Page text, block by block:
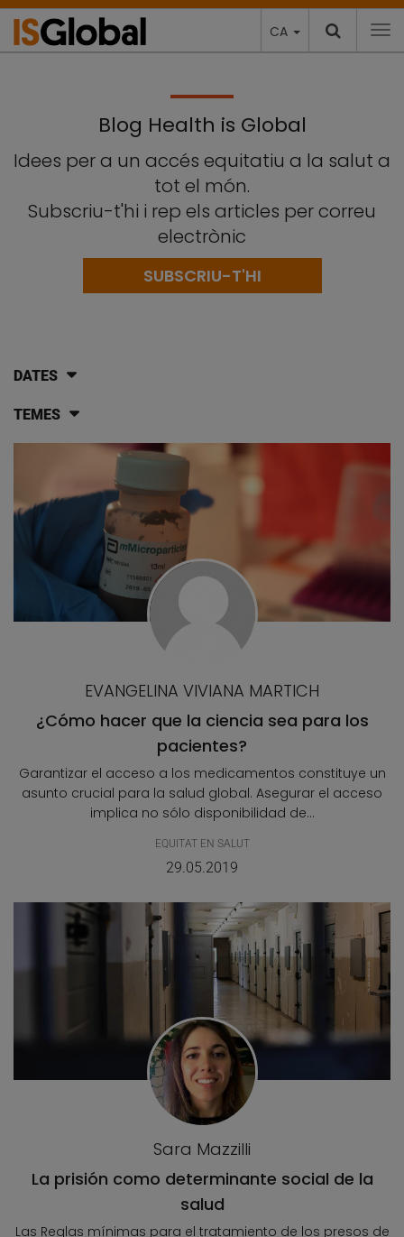
CA
Blog Health is Global
Idees per a un accés equitatiu a la salut a
tot el món.
Subscriu-t'hi i rep els articles per correu
electrònic
SUBSCRIU-T'HI
DATES
TEMES
Llistat d'articles del blog
EVANGELINA VIVIANA MARTICH
¿Cómo hacer que la ciencia sea para los
pacientes?
Garantizar el acceso a los medicamentos constituye un
asunto crucial para la salud global. Asegurar el acceso
implica no sólo disponibilidad de...
EQUITAT EN SALUT
29.05.2019
Sara Mazzilli
La prisión como determinante social de la
salud
Las Reglas mínimas para el tratamiento de los presos de